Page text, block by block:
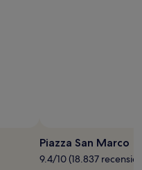
Piazza San Marco
9.4/10 (18.837